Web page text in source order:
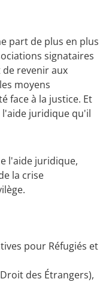
part de plus en plus
signataires
revenir aux
moyens
face à la justice. Et
juridique qu'il
l'aide juridique,
la crise
pour Réfugiés et
des Étrangers),